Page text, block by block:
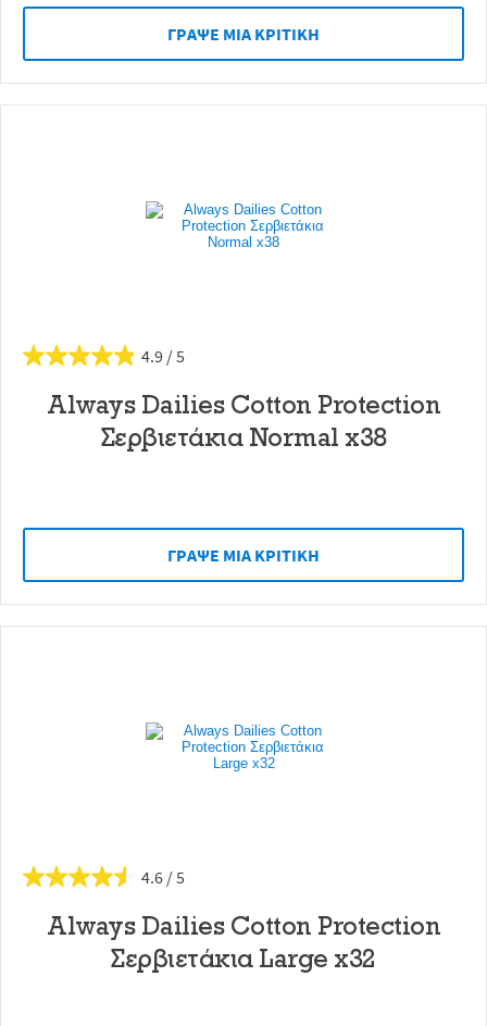
ΓΡAΨΕ ΜIΑ ΚΡΙΤΙΚH
4.9
Always Dailies Cotton Protection
Σερβιετάκια Normal x38
ΓΡAΨΕ ΜIΑ ΚΡΙΤΙΚH
4.6
Always Dailies Cotton Protection
Σερβιετάκια Large x32